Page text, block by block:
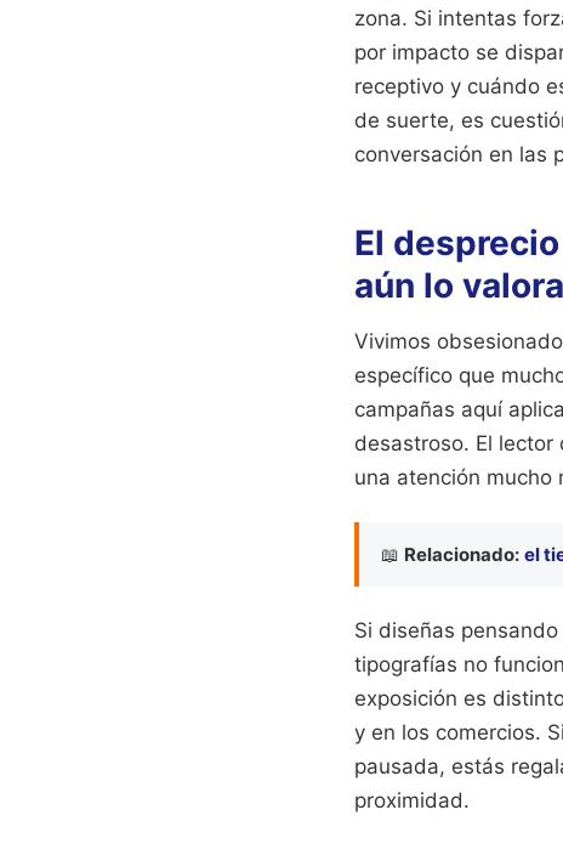
zona. Si intentas
por impacto se
receptivo y cuándo
de suerte, es
conversación en las
El
aún lo valora
Vivimos
específico que
campañas aquí
desastroso. El
una atención mucho
📖 Relacionado: el
Si diseñas
tipografías no
exposición es
y en los comercios.
pausada, estás
proximidad.